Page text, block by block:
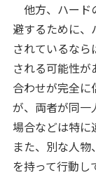
他方、ハード
避するために
されているな
される可能性
合わせが完全
が、両者が同一
場合などは特に
また、別な人
を持って行動し